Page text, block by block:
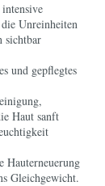
Unreinheiten
sichtbar
und gepflegtes
Haut sanft
Hauterneuerung
Gleichgewicht.